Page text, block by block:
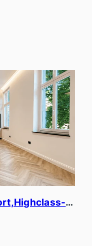
Altbau-Perle in Pempelfort,Highclass-Ausstattung, Erstbezug